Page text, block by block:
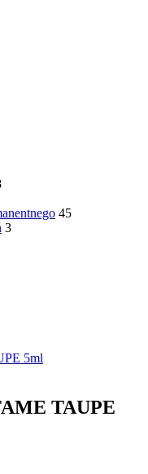
45
3
TAUPE